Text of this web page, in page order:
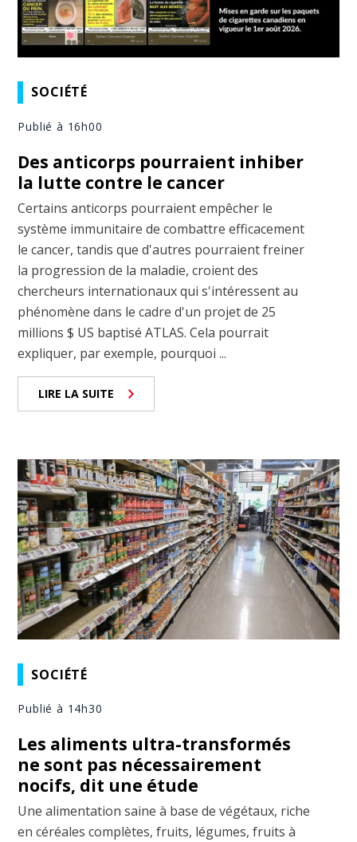
SOCIÉTÉ
Publié à 16h00
Des anticorps pourraient inhiber
la lutte contre le cancer
Certains anticorps pourraient empêcher le
système immunitaire de combattre efficacement
le cancer, tandis que d'autres pourraient freiner
la progression de la maladie, croient des
chercheurs internationaux qui s'intéressent au
phénomène dans le cadre d'un projet de 25
millions $ US baptisé ATLAS. Cela pourrait
expliquer, par exemple, pourquoi ...
LIRE LA SUITE
SOCIÉTÉ
Publié à 14h30
Les aliments ultra-transformés
ne sont pas nécessairement
nocifs, dit une étude
Une alimentation saine à base de végétaux, riche
en céréales complètes, fruits, légumes, fruits à